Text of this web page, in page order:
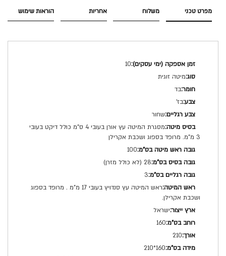
מפרט טכני
מפרט
טכני
10
מיטה זוגית
בד
בז'
שחור
מסגרת המיטה עץ אורן בעובי 4 ס"מ כולל דיקט בעובי
3 מ"מ. מרופד בספוג ושכבת אקרילן
100
28 (לא כולל מזרן)
3
ראש המיטה עץ סנדויץ בעובי 17 מ"מ . מרופד בספוג
ושכבת אקרילן.
ישראל
160
210
160*210
משלוח אחריות הוראות שימוש